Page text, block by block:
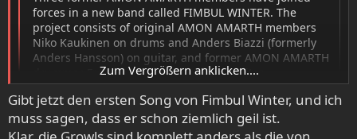
forces in a new band called FIMBUL WINTER. The
project consists of original AMON AMARTH members
Niko Kaukinen on drums and Anders Biazzi (formerly
Anders Hansson) on guitar, and former AMON AMARTH
drummer Fredrik Andersson on lead guitar.
Completing...
blabbermouth.net
Zum Vergrößern anklicken....
Gibt jetzt den ersten Song von Fimbul Winter, und ich
muss sagen, dass er schon ziemlich geil ist.